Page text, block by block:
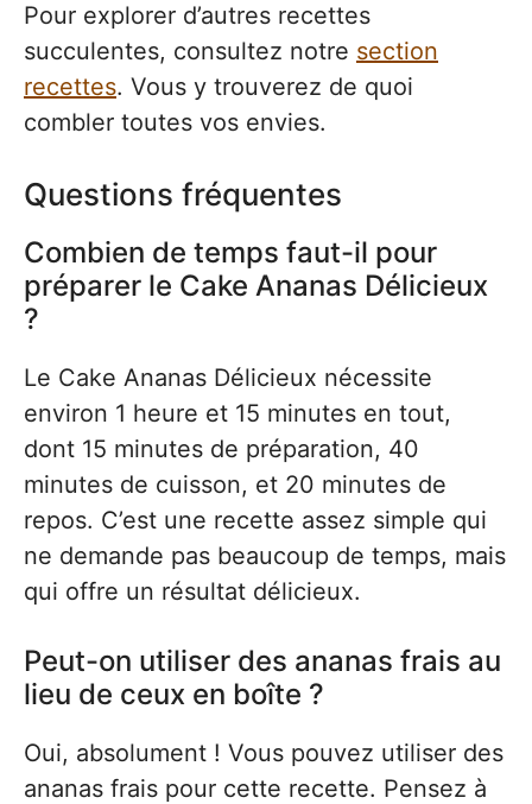
Pour explorer d’autres recettes
succulentes, consultez notre section
recettes. Vous y trouverez de quoi
combler toutes vos envies.
Questions fréquentes
Combien de temps faut-il pour
préparer le Cake Ananas Délicieux
?
Le Cake Ananas Délicieux nécessite
environ 1 heure et 15 minutes en tout,
dont 15 minutes de préparation, 40
minutes de cuisson, et 20 minutes de
repos. C’est une recette assez simple qui
ne demande pas beaucoup de temps, mais
qui offre un résultat délicieux.
Peut-on utiliser des ananas frais au
lieu de ceux en boîte ?
Oui, absolument ! Vous pouvez utiliser des
ananas frais pour cette recette. Pensez à